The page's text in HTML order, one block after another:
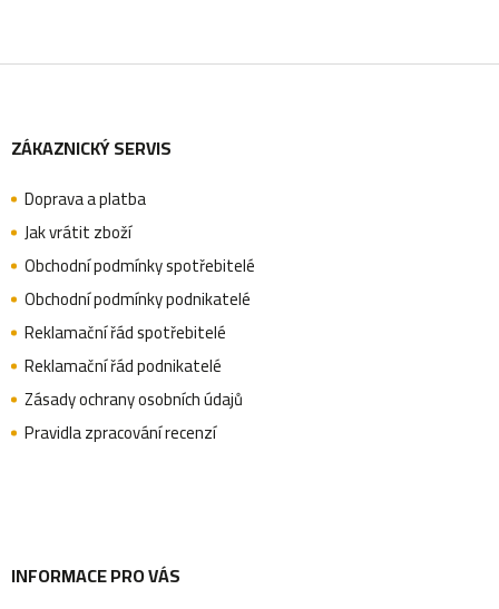
u
á
p
a
t
ZÁKAZNICKÝ SERVIS
Doprava a platba
Jak vrátit zboží
Obchodní podmínky spotřebitelé
Obchodní podmínky podnikatelé
Reklamační řád spotřebitelé
Reklamační řád podnikatelé
Zásady ochrany osobních údajů
Pravidla zpracování recenzí
INFORMACE PRO VÁS